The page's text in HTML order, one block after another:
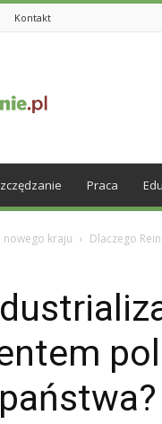
Kontakt
Praca
kraju Dlaczego